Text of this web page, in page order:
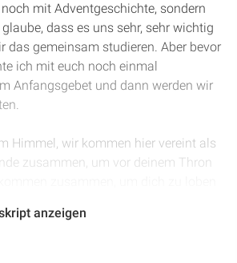
mit Adventgeschichte, sondern
dass es uns sehr, sehr wichtig
das gemeinsam studieren. Aber bevor
ich mit euch noch einmal
Anfangsgebet und dann werden wir
Himmel, wir kommen hier vereint als
zusammen, um vor deinem Thron
du jetzt durch deinen heiligen Geist
anzeigen